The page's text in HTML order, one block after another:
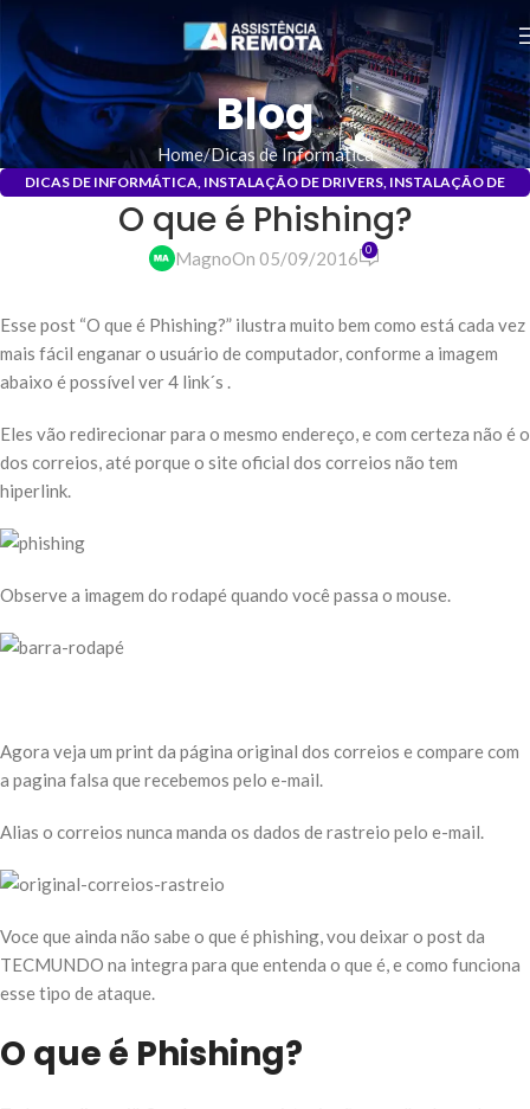
Blog
Home Dicas de Informática
DICAS DE INFORMÁTICA, INSTALAÇÃO DE DRIVERS, INSTALAÇÃO DE
PROGRAMAS, MANUTENÇÃO DE COMPUTADORES
O que é Phishing?
MagnoOn 05/09/2016 0
Esse post “O que é Phishing?” ilustra muito bem como está cada vez
mais fácil enganar o usuário de computador, conforme a imagem
abaixo é possível ver 4 link´s .
Eles vão redirecionar para o mesmo endereço, e com certeza não é o
dos correios, até porque o site oficial dos correios não tem
hiperlink.
Observe a imagem do rodapé quando você passa o mouse.
Agora veja um print da página original dos correios e compare com
a pagina falsa que recebemos pelo e-mail.
Alias o correios nunca manda os dados de rastreio pelo e-mail.
Voce que ainda não sabe o que é phishing, vou deixar o post da
TECMUNDO na integra para que entenda o que é, e como funciona
esse tipo de ataque.
O que é Phishing?